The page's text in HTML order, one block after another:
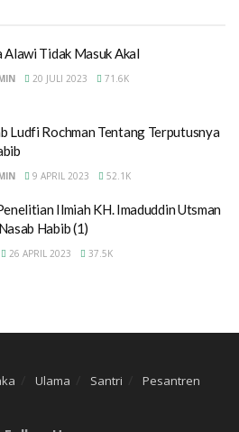
Alawi Tidak Masuk Akal
20 JULI 2023 71.6K
Ludfi Rochman Tentang Terputusnya
9 APRIL 2023 52.1K
Ilmiah KH. Imaduddin Utsman
Habib (1)
26 APRIL 2023 37.5K
Ulama Santri Pesantren